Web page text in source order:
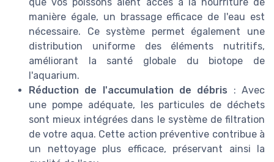
que vos poissons aient accès à la nourriture de
manière égale, un brassage efficace de l'eau est
nécessaire. Ce système permet également une
distribution uniforme des éléments nutritifs,
améliorant la santé globale du biotope de
l'aquarium.
Réduction de l'accumulation de débris : Avec
une pompe adéquate, les particules de déchets
sont mieux intégrées dans le système de filtration
de votre aqua. Cette action préventive contribue à
un nettoyage plus efficace, préservant ainsi la